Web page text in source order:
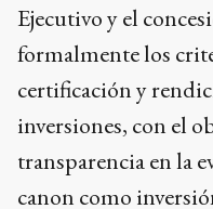
Ejecutivo y el
formalmente los
certificación y
inversiones, con el
transparencia en la
canon como